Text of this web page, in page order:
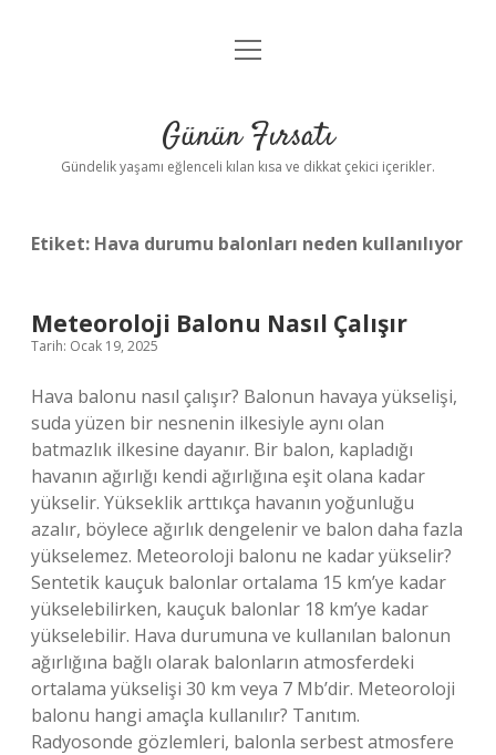
Anasayfa
Yasal Uyarı
menüyü
Günün Fırsatı
Gündelik yaşamı eğlenceli kılan kısa ve dikkat çekici içerikler.
Etiket: Hava durumu balonları neden kullanılıyor
Meteoroloji Balonu Nasıl Çalışır
Tarih: Ocak 19, 2025
Hava balonu nasıl çalışır? Balonun havaya yükselişi,
suda yüzen bir nesnenin ilkesiyle aynı olan
batmazlık ilkesine dayanır. Bir balon, kapladığı
havanın ağırlığı kendi ağırlığına eşit olana kadar
yükselir. Yükseklik arttıkça havanın yoğunluğu
azalır, böylece ağırlık dengelenir ve balon daha fazla
yükselemez. Meteoroloji balonu ne kadar yükselir?
Sentetik kauçuk balonlar ortalama 15 km’ye kadar
yükselebilirken, kauçuk balonlar 18 km’ye kadar
yükselebilir. Hava durumuna ve kullanılan balonun
ağırlığına bağlı olarak balonların atmosferdeki
ortalama yükselişi 30 km veya 7 Mb’dir. Meteoroloji
balonu hangi amaçla kullanılır? Tanıtım.
Radyosonde gözlemleri, balonla serbest atmosfere